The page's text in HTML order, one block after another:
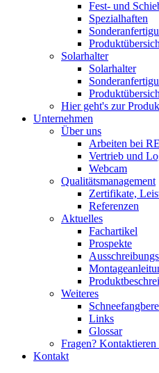
Fest- und
Spezialhaften
Solarhalter
Solarhalter
Hier geht's zur
Unternehmen
Über uns
Arbeiten bei
Vertrieb und
Webcam
Qualitätsmanagement
Zertifikate,
Referenzen
Aktuelles
Fachartikel
Prospekte
Weiteres
Links
Glossar
Fragen? Kontaktieren
Kontakt